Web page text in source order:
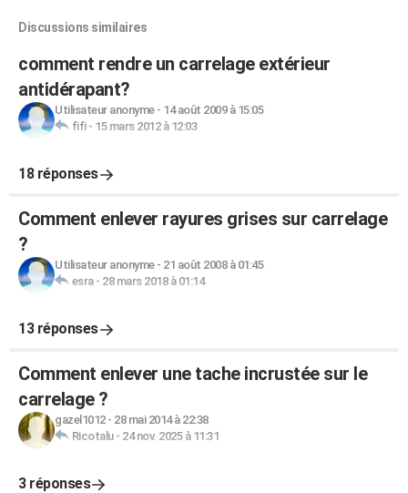
Discussions similaires
comment rendre un carrelage extérieur
antidérapant?
Utilisateur anonyme- 14 août 2009 à 15:05
fifi- 15 mars 2012 à 12:03
18 réponses
Comment enlever rayures grises sur carrelage
?
Utilisateur anonyme- 21 août 2008 à 01:45
esra- 28 mars 2018 à 01:14
13 réponses
Comment enlever une tache incrustée sur le
carrelage ?
gazel1012- 28 mai 2014 à 22:38
Ricotalu- 24 nov. 2025 à 11:31
3 réponses